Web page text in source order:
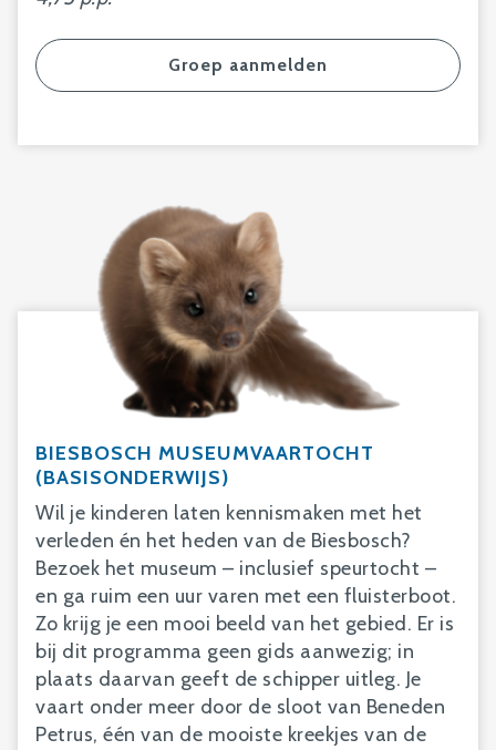
Groep aanmelden
BIESBOSCH MUSEUMVAARTOCHT
(BASISONDERWIJS)
Wil je kinderen laten kennismaken met het
verleden én het heden van de Biesbosch?
Bezoek het museum – inclusief speurtocht –
en ga ruim een uur varen met een fluisterboot.
Zo krijg je een mooi beeld van het gebied. Er is
bij dit programma geen gids aanwezig; in
plaats daarvan geeft de schipper uitleg. Je
vaart onder meer door de sloot van Beneden
Petrus, één van de mooiste kreekjes van de